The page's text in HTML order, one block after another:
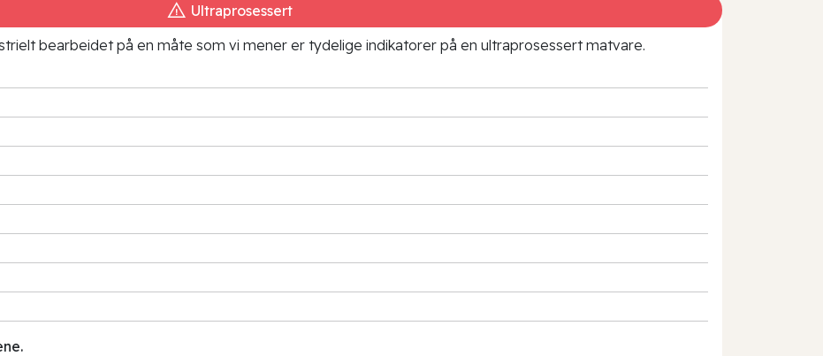
Ultraprosessert
bearbeidet på en måte som vi mener er tydelige indikatorer på en ultraprosessert matvare.